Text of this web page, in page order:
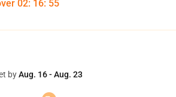
02: 16: 55
byAug. 16 - Aug. 23